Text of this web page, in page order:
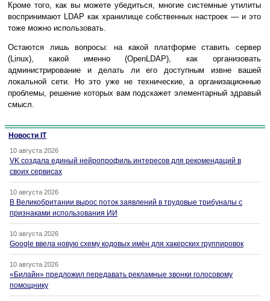
Кроме того, как вы можете убедиться, многие системные утилиты
воспринимают LDAP как хранилище собственных настроек — и это
тоже можно использовать.
Остаются лишь вопросы: на какой платформе ставить сервер
(Linux), какой именно (OpenLDAP), как организовать
администрирование и делать ли его доступным извне вашей
локальной сети. Но это уже не технические, а организационные
проблемы, решение которых вам подскажет элементарный здравый
смысл.
Новости IT
10 августа 2026
VK создала единый нейропрофиль интересов для рекомендаций в
своих сервисах
10 августа 2026
В Великобритании вырос поток заявлений в трудовые трибуналы с
признаками использования ИИ
10 августа 2026
Google ввела новую схему кодовых имён для хакерских группировок
10 августа 2026
«Билайн» предложил передавать рекламные звонки голосовому
помощнику